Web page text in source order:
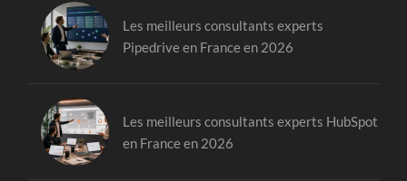
Les meilleurs consultants experts
Pipedrive en France en 2026
Les meilleurs consultants experts HubSpot
en France en 2026